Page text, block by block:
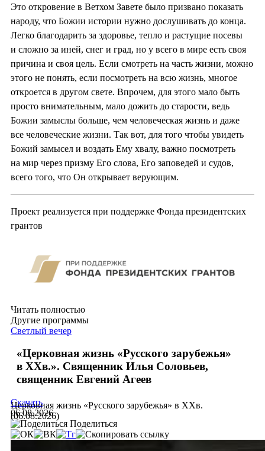
Это откровение в Ветхом Завете было призвано показать
народу, что Божии истории нужно дослушивать до конца.
Легко благодарить за здоровье, тепло и растущие посевы
и сложно за иней, снег и град, но у всего в мире есть своя
причина и своя цель. Если смотреть на часть жизни, можно
этого не понять, если посмотреть на всю жизнь, многое
откроется в другом свете. Впрочем, для этого мало быть
просто внимательным, мало дожить до старости, ведь
Божии замыслы больше, чем человеческая жизнь и даже
все человеческие жизни. Так вот, для того чтобы увидеть
Божий замысел и воздать Ему хвалу, важно посмотреть
на мир через призму Его слова, Его заповедей и судов,
всего того, что Он открывает верующим.
Проект реализуется при поддержке Фонда президентских
грантов
Читать полностью
Другие программы
Светлый вечер
«Церковная жизнь «Русского зарубежья»
в ХХв.». Священник Илья Соловьев,
священник Евгений Агеев
Церковная жизнь «Русского зарубежья» в ХХв.
(06.08.2026)
Скачать
06.08.2026
Поделиться